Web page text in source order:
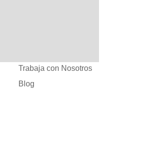
Trabaja con Nosotros
Blog